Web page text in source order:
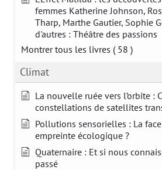
femmes Katherine Johnson,
Tharp, Marthe Gautier, Sophie
d'autres : Théâtre des passions
Montrer tous les livres ( 58 )
Climat
La nouvelle ruée vers l’orbite :
constellations de satellites
Pollutions sensorielles : La
empreinte écologique ?
Quaternaire : Et si nous
passé